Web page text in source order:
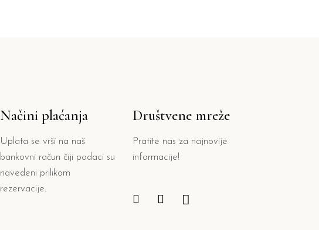
Načini plaćanja
Uplata se vrši na naš
bankovni račun čiji podaci su
navedeni prilikom
rezervacije.
Društvene mreže
Pratite nas za najnovije
informacije!